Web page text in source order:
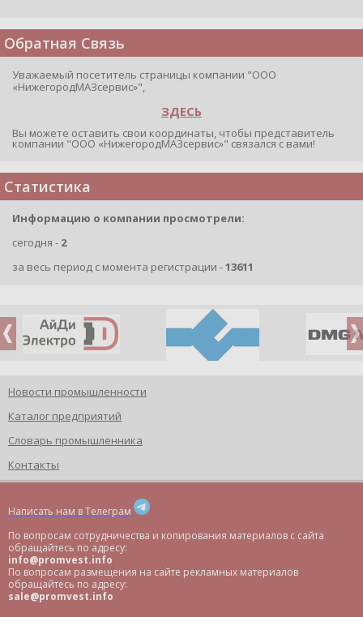
Обратная Связь
Уважаемый посетитель страницы компании "ООО
«НижегородМАЗсервис»",
ЗДЕСЬ
Вы можете оставить свои координаты, чтобы представитель
компании "ООО «НижегородМАЗсервис»" связался с вами!
Статистика
Информацию о компании просмотрели:
сегодня - 2
за весь период с момента регистрации -13611
Новости промышленности
Каталог предприятий
Словарь промышленника
Контакты
Написать нам в Телеграм
По вопросам сотрудничества и копирования материалов с сайта
обращайтесь по адресу:
info@promvest.info
По вопросам размещения на сайте рекламных материалов
обращайтесь по адресу:
sale@promvest.info